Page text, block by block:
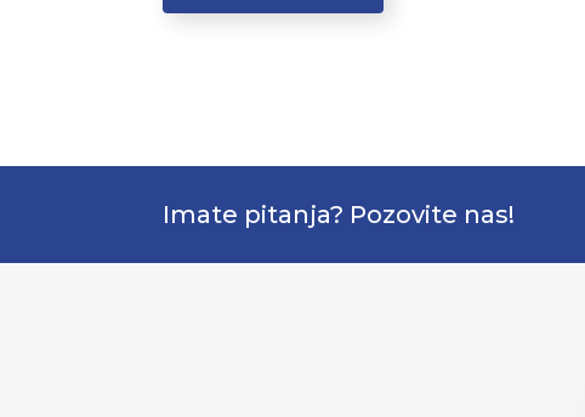
Imate pitanja? Pozovite nas!